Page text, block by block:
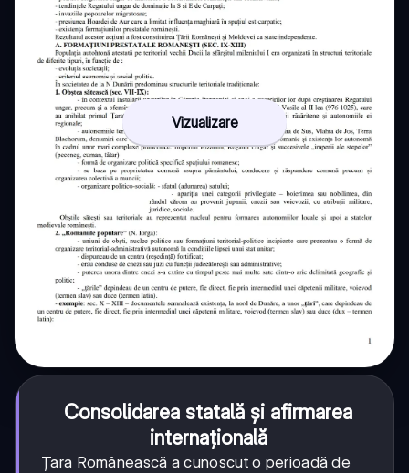
Vizualizare
Consolidarea statală și afirmarea
internațională
Țara Românească a cunoscut o perioadă de